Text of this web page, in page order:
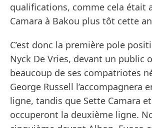
qualifications, comme cela était
Camara à Bakou plus tôt cette
C’est donc la première pole
Nyck De Vries, devant un public
beaucoup de ses compatriotes
George Russell l’accompagnera
ligne, tandis que Sette Camara
occuperont la deuxième ligne.